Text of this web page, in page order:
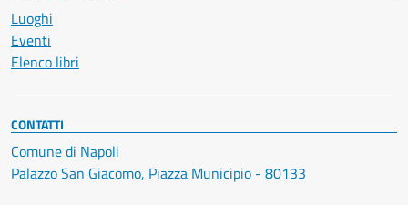
Luoghi
Eventi
Elenco libri
CONTATTI
Comune di Napoli
Palazzo San Giacomo, Piazza Municipio - 80133